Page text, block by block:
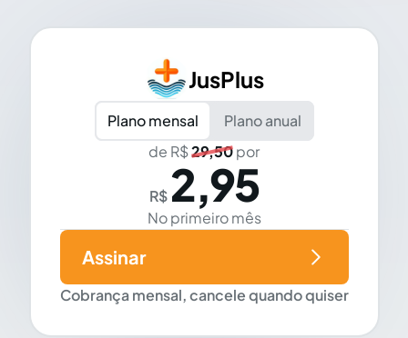
JusPlus
Plano mensal
Plano anual
de R$29,50por
R$ 2,95
No primeiro mês
Cobrança mensal, cancele quando quiser
Assinar